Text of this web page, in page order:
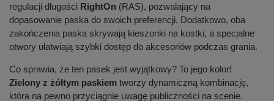
regulacji długości RightOn (RAS), pozwalający na
dopasowanie paska do swoich preferencji. Dodatkowo, oba
zakończenia paska skrywają kieszonki na kostki, a specjalne
otwory ułatwiają szybki dostęp do akcesoriów podczas grania.
Co sprawia, że ten pasek jest wyjątkowy? To jego kolor!
Zielony z żółtym paskiem tworzy dynamiczną kombinację,
która na pewno przyciągnie uwagę publiczności na scenie.